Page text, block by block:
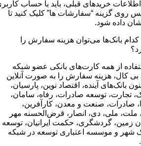
خریدهای قبلی، باید با حساب
روی گزینه “سفارشات ها” کلیک کنید تا
داده ‏شود.
کدام بانک‌ها می‌توان هزینه سفارش را
از همه کارت‏‌های بانکی عضو شبکه
کال، هزینه سفارش را به صورت آنلاین
بانک‌های آینده، اقتصاد نوین، پارسیان،
تجارت، توسعه صادرات، رفاه، سامان،
صادرات، صنعت و معدن، کارآفرین،
ملی، دی، انصار، قرض‌الحسنه مهر
زمین، گردشگری، حکمت ایرانیان، توسعه
شهر و موسسه اعتباری توسعه در شبکه